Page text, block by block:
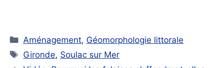
Catégories
Aménagement, Géomorphologie littorale
Étiquettes
Gironde, Soulac sur Mer